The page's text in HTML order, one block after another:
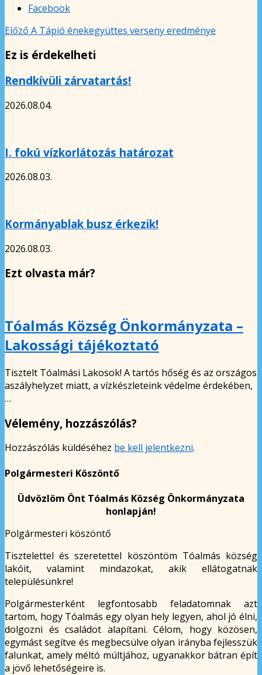
Facebook
Előző A Tápió énekegyüttes verseny eredménye
Ez is érdekelheti
Rendkívüli zárvatartás!
2026.08.04.
I. fokú vízkorlátozás határozat
2026.08.03.
Kormányablak busz érkezik!
2026.08.03.
Ezt olvasta már?
Tóalmás Község Önkormányzata –
Lakossági tájékoztató
Tisztelt Tóalmási Lakosok! A tartós hőség és az országos
aszályhelyzet miatt, a vízkészleteink védelme érdekében,
…
Vélemény, hozzászólás?
Hozzászólás küldéséhez be kell jelentkezni.
Polgármesteri Köszöntő
Üdvözlöm Önt Tóalmás Község Önkormányzata
honlapján!
Polgármesteri köszöntő
Tisztelettel és szeretettel köszöntöm Tóalmás község
lakóit, valamint mindazokat, akik ellátogatnak
településünkre!
Polgármesterként legfontosabb feladatomnak azt
tartom, hogy Tóalmás egy olyan hely legyen, ahol jó élni,
dolgozni és családot alapítani. Célom, hogy közösen,
egymást segítve és megbecsülve olyan irányba fejlesszük
falunkat, amely méltó múltjához, ugyanakkor bátran épít
a jövő lehetőségeire is.